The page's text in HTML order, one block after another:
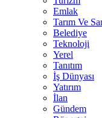
Emlak
Tarım Ve
Belediye
Teknoloji
Yerel
Tanıtım
İş Dünyası
Yatırım
İlan
Gündem